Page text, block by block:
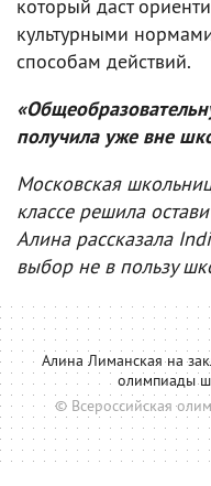
который даст
культурными
способам действий.
получила уже вне
Московская
классе решила
Алина рассказала
выбор не в пользу
Алина Лиманская на
олимпиады
© Всероссийская